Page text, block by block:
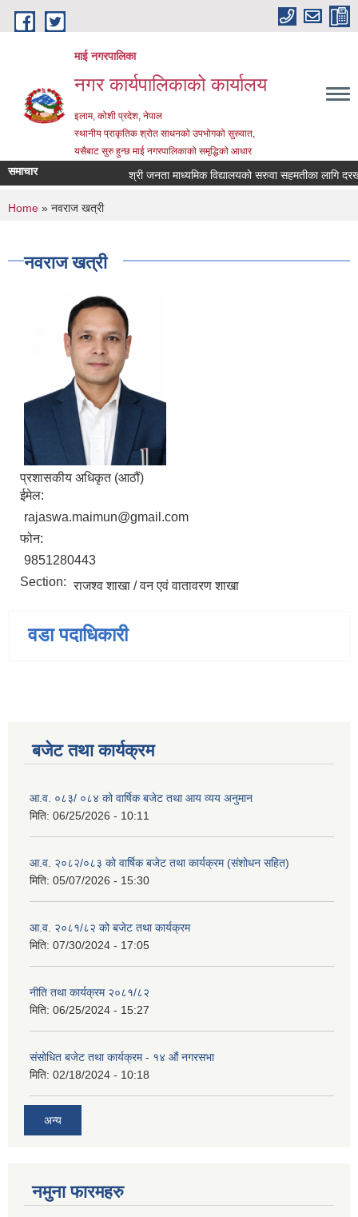
Skip to main content
माई नगरपालिका
नगर कार्यपालिकाको कार्यालय
इलाम, कोशी प्रदेश, नेपाल
स्थानीय प्राकृतिक श्रोत साधनको उपभोगको सुरुवात,
यसैबाट सुरु हुन्छ माई नगरपालिकाको समृद्धिको आधार
समाचार श्री जनता माध्यमिक विद्यालयको सरुवा सहमतीका लागि
You are here
Home » नवराज खत्री
नवराज खत्री
प्रशासकीय अधिकृत (आठौं)
ईमेल:
rajaswa.maimun@gmail.com
फोन:
9851280443
Section: राजश्व शाखा / वन एवं वातावरण शाखा
वडा पदाधिकारी
बजेट तथा कार्यक्रम
आ.व. ०८३/ ०८४ को वार्षिक बजेट तथा आय व्यय अनुमान
मिति: 06/25/2026 - 10:11
आ.व. २०८२/०८३ को वार्षिक बजेट तथा कार्यक्रम (संशोधन सहित)
मिति: 05/07/2026 - 15:30
आ.व. २०८१/८२ को बजेट तथा कार्यक्रम
मिति: 07/30/2024 - 17:05
नीति तथा कार्यक्रम २०८१/८२
मिति: 06/25/2024 - 15:27
संसोधित बजेट तथा कार्यक्रम - १४ औं नगरसभा
मिति: 02/18/2024 - 10:18
अन्य
नमुना फारमहरु